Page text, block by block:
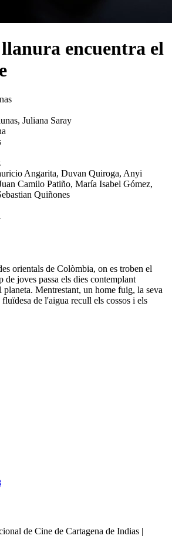
encuentra el
Juliana Saray
Angarita, Duvan Quiroga, Anyi
Camilo Patiño, María Isabel Gómez,
Quiñones
orientals de Colòmbia, on es troben el
joves passa els dies contemplant
Mentrestant, un home fuig, la seva
de l'aigua recull els cossos i els
de Cine de Cartagena de Indias |